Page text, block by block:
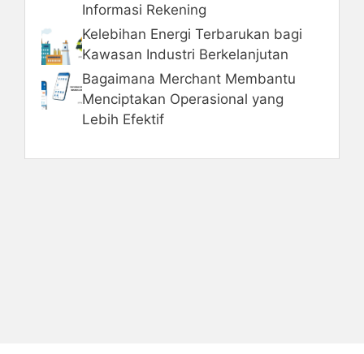
Informasi Rekening
Kelebihan Energi Terbarukan bagi
Kawasan Industri Berkelanjutan
Bagaimana Merchant Membantu
Menciptakan Operasional yang
Lebih Efektif